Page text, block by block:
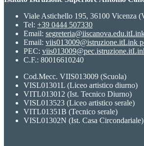
Viale Astichello 195, 36100 Vicenza
Tel: +39 0444 507330
Email: segreteria@iiscanova.edu.it
Email: viis013009@istruzione.itLink
PEC: viis013009@pec.istruzione.it
C.F.: 80016610240
Cod.Mecc. VIIS013009 (Scuola)
VISL01301L (Liceo artistico diurno)
VITL013012 (Ist. Tecnico Diurno)
VISL013523 (Liceo artistico serale)
VITL01351B (Tecnico serale)
VISL01302N (Ist. Casa Circondariale)